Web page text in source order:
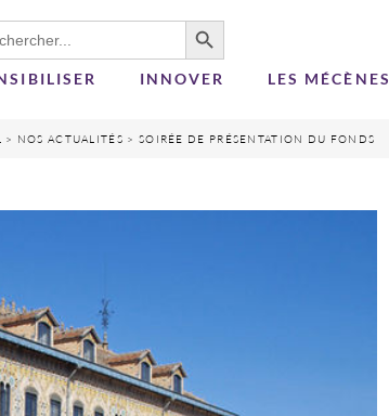
Search Button
INNOVER LES MÉCÈNES
> NOS ACTUALITÉS > SOIRÉE DE PRÉSENTATION DU FONDS